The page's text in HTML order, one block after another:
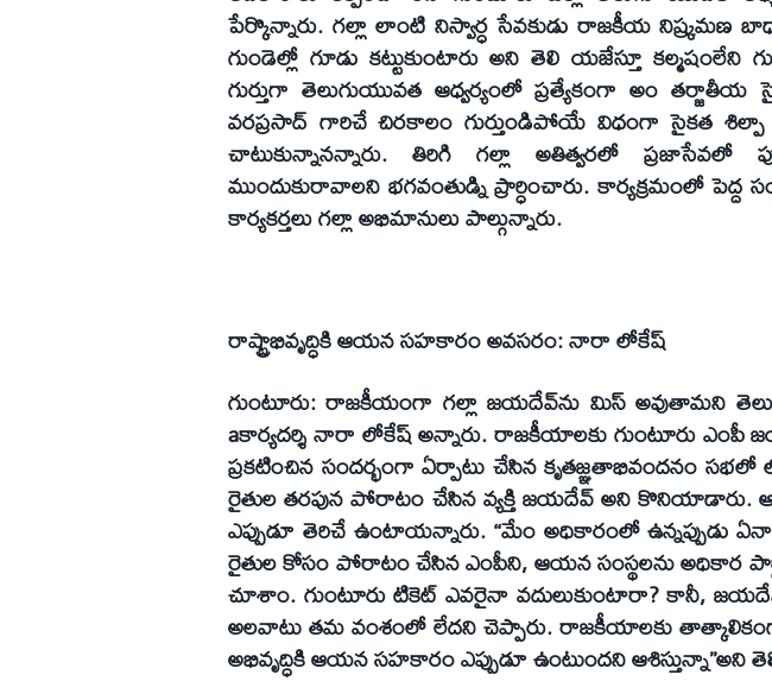
పేర్కొన్నారు. గల్లా లాంటి నిస్వార్ధ సేవకుడు రాజకీయ
గుండెల్లో గూడు కట్టుకుంటారు అని తెలి యజేస్తూ కల్మషంలేని
గుర్తుగా తెలుగుయువత ఆధ్వర్యంలో ప్రత్యేకంగా అం
వరప్రసాద్‌ గారిచే చిరకాలం గుర్తుండిపోయే విధంగా సైకత
చాటుకున్నానన్నారు. తిరిగి గల్లా అతిత్వరలో ప్రజాసేవలో
ముందుకురావాలని భగవంతుడ్ని ప్రార్ధించారు. కార్యక్రమంలో పెద్ద
కార్యకర్తలు గల్లా అభిమానులు పాల్గున్నారు.
రాష్ట్రాభివృద్ధికి ఆయన సహకారం అవసరం: నారా లోకేష్‌
గుంటూరు: రాజకీయంగా గల్లా జయదేవ్‌ను మిస్‌ అవుతామని
aకార్యదర్శి నారా లోకేష్‌ అన్నారు. రాజకీయాలకు గుంటూరు
ప్రకటించిన సందర్భంగా ఏర్పాటు చేసిన కృతజ్ఞతాభివందనం
రైతుల తరపున పోరాటం చేసిన వ్యక్తి జయదేవ్‌ అని కొనియాడారు.
ఎప్పుడూ తెరిచే ఉంటాయన్నారు. ‘‘మేం అధికారంలో ఉన్నప్పుడు
రైతుల కోసం పోరాటం చేసిన ఎంపీని, ఆయన సంస్థలను అధికార
చూశాం. గుంటూరు టికెట్‌ ఎవరైనా వదులుకుంటారా? కానీ,
అలవాటు తమ వంశంలో లేదని చెప్పారు. రాజకీయాలకు తాత్కాలికంగా
అభివృద్ధికి ఆయన సహకారం ఎప్పుడూ ఉంటుందని ఆశిస్తున్నా’’అని